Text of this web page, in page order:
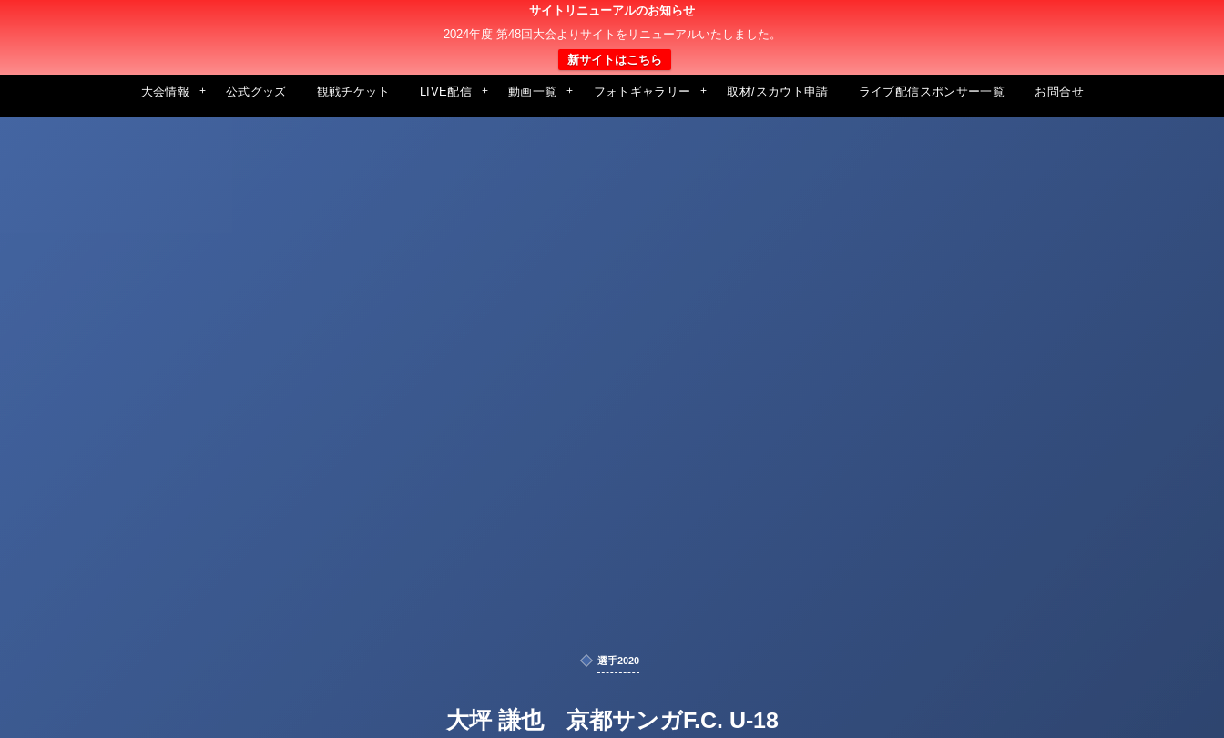
サイトリニューアルのお知らせ
2024年度 第48回大会よりサイトをリニューアルいたしました。
新サイトはこちら
大会情報 公式グッズ 観戦チケット LIVE配信 動画一覧 フォトギャラリー 取材/スカウト申請 ライブ配信スポンサー一覧 お問合せ
選手2020
大坪 謙也 京都サンガF.C. U-18